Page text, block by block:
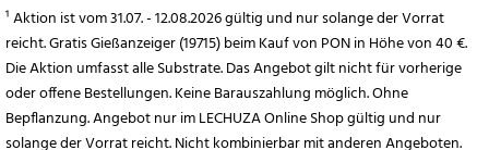
¹ Aktion ist vom 31.07. - 12.08.2026 gültig und nur solange der Vorrat
reicht. Gratis Gießanzeiger (19715) beim Kauf von PON in Höhe von 40 €.
Die Aktion umfasst alle Substrate. Das Angebot gilt nicht für vorherige
oder offene Bestellungen. Keine Barauszahlung möglich. Ohne
Bepflanzung. Angebot nur im LECHUZA Online Shop gültig und nur
solange der Vorrat reicht. Nicht kombinierbar mit anderen Angeboten.